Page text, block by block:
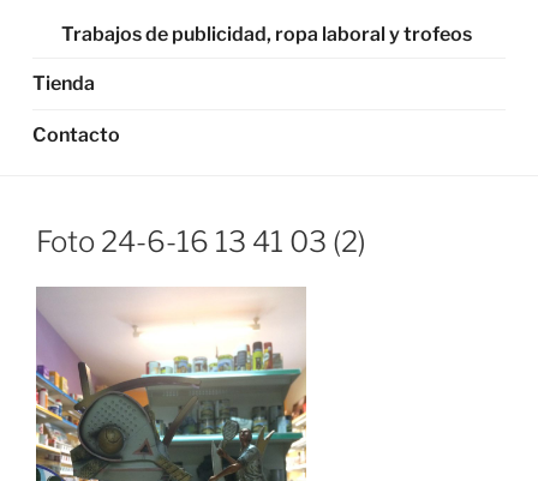
Trabajos de publicidad, ropa laboral y trofeos
Tienda
Contacto
Foto 24-6-16 13 41 03 (2)